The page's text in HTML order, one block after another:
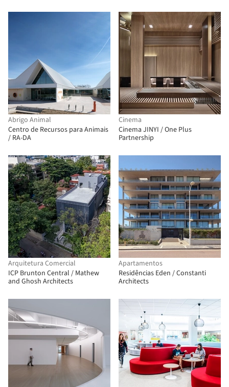
Abrigo Animal
Centro de Recursos para Animais
/ RA-DA
Cinema
Cinema JINYI / One Plus
Partnership
Arquitetura Comercial
ICP Brunton Central / Mathew
and Ghosh Architects
Apartamentos
Residências Eden / Constanti
Architects